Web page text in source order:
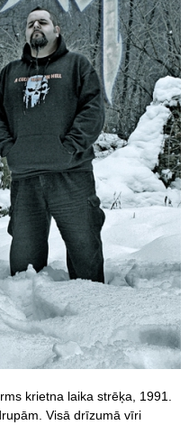
krietna laika strēķa, 1991.
Visā drīzumā vīri